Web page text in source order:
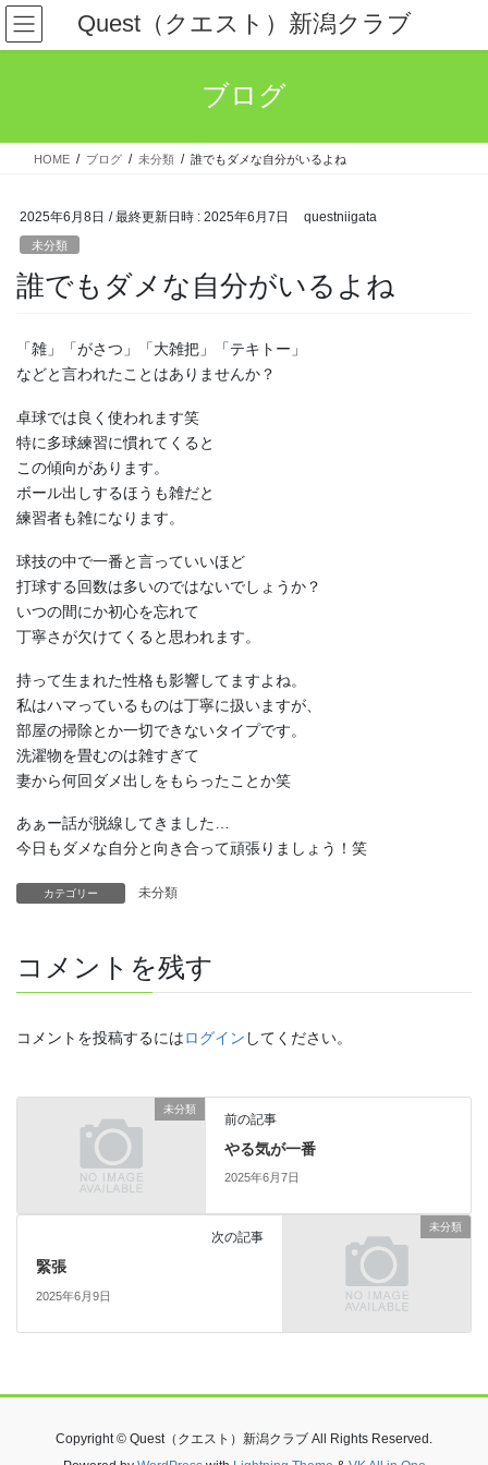
コ
ン
テ
ス
ナ
ビ
ゲ
ン
Quest（クエスト）新潟クラブ
ブログ
HOME ブログ 未分類 誰でもダメな自分がいるよね
2025年6月8日 / 最終更新日時 : 2025年6月7日 questniigata
未分類
誰でもダメな自分がいるよね
「雑」「がさつ」「大雑把」「テキトー」
などと言われたことはありませんか？
卓球では良く使われます笑
特に多球練習に慣れてくると
この傾向があります。
ボール出しするほうも雑だと
練習者も雑になります。
球技の中で一番と言っていいほど
打球する回数は多いのではないでしょうか？
いつの間にか初心を忘れて
丁寧さが欠けてくると思われます。
持って生まれた性格も影響してますよね。
私はハマっているものは丁寧に扱いますが、
部屋の掃除とか一切できないタイプです。
洗濯物を畳むのは雑すぎて
妻から何回ダメ出しをもらったことか笑
あぁー話が脱線してきました…
今日もダメな自分と向き合って頑張りましょう！笑
カテゴリー 未分類
コメントを残す
コメントを投稿するにはログイン してください。
未分類
前の記事
やる気が一番
2025年6月7日
未分類
次の記事
緊張
2025年6月9日
Copyright © Quest（クエスト）新潟クラブ All Rights Reserved.